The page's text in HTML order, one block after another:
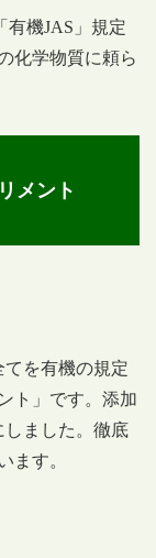
有機JAS」規定
化学物質に頼ら
メント
てを有機の規定
ト」です。添加
しました。徹底
ます。